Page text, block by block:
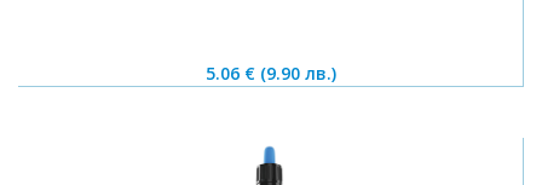
5.06 € (9.90 лв.)